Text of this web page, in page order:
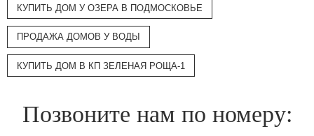
КУПИТЬ ДОМ У ОЗЕРА В ПОДМОСКОВЬЕ
ПРОДАЖА ДОМОВ У ВОДЫ
КУПИТЬ ДОМ В КП ЗЕЛЕНАЯ РОЩА-1
Позвоните нам по номеру: